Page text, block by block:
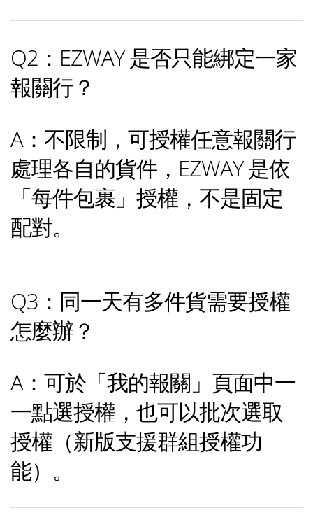
Q2：EZWAY 是否只能綁定一家
報關行？
A：不限制，可授權任意報關行
處理各自的貨件，EZWAY 是依
「每件包裹」授權，不是固定
配對。
Q3：同一天有多件貨需要授權
怎麼辦？
A：可於「我的報關」頁面中一
一點選授權，也可以批次選取
授權（新版支援群組授權功
能）。